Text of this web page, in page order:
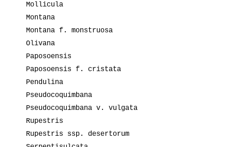
Mollicula
Montana
Montana f. monstruosa
Olivana
Paposoensis
Paposoensis f. cristata
Pendulina
Pseudocoquimbana
Pseudocoquimbana v. vulgata
Rupestris
Rupestris ssp. desertorum